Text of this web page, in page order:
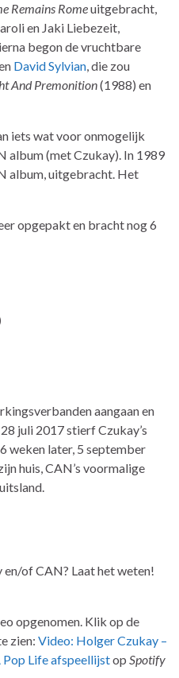
Remains Romeuitgebracht,
en Jaki Liebezeit,
begon de vruchtbare
David Sylvian, die zou
And Premonition(1988) en
iets wat voor onmogelijk
album (met Czukay). In 1989
album, uitgebracht. Het
opgepakt en bracht nog 6
aangaan en
juli 2017 stierf Czukay’s
weken later, 5 september
huis, CAN’s voormalige
of CAN? Laat het weten!
opgenomen. Klik op de
zien: Video: Holger Czukay –
Pop Life afspeellijstop Spotify